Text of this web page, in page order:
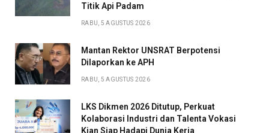
Titik Api Padam
RABU, 5 AGUSTUS 2026
Mantan Rektor UNSRAT Berpotensi
Dilaporkan ke APH
RABU, 5 AGUSTUS 2026
LKS Dikmen 2026 Ditutup, Perkuat
Kolaborasi Industri dan Talenta Vokasi
Kian Siap Hadapi Dunia Kerja